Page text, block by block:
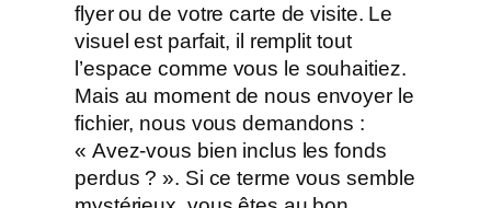
flyer ou de votre carte de visite. Le
visuel est parfait, il remplit tout
l’espace comme vous le souhaitiez.
Mais au moment de nous envoyer le
fichier, nous vous demandons :
« Avez-vous bien inclus les fonds
perdus ? ». Si ce terme vous semble